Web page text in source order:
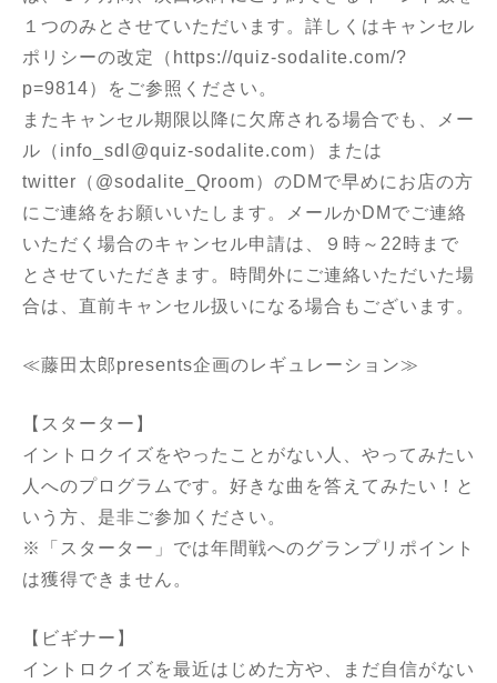
１つのみとさせていただいます。詳しくはキャンセル
ポリシーの改定（ https://quiz-sodalite.com/?
p=9814）をご参照ください。
またキャンセル期限以降に欠席される場合でも、メー
ル（info_sdl@quiz-sodalite.com）または
twitter（@sodalite_Qroom）のDMで早めにお店の方
にご連絡をお願いいたします。メールかDMでご連絡
いただく場合のキャンセル申請は、９時～22時まで
とさせていただきます。時間外にご連絡いただいた場
合は、直前キャンセル扱いになる場合もございます。
≪藤田太郎presents企画のレギュレーション≫
【スターター】
イントロクイズをやったことがない人、やってみたい
人へのプログラムです。好きな曲を答えてみたい！と
いう方、是非ご参加ください。
※「スターター」では年間戦へのグランプリポイント
は獲得できません。
【ビギナー】
イントロクイズを最近はじめた方や、まだ自信がない